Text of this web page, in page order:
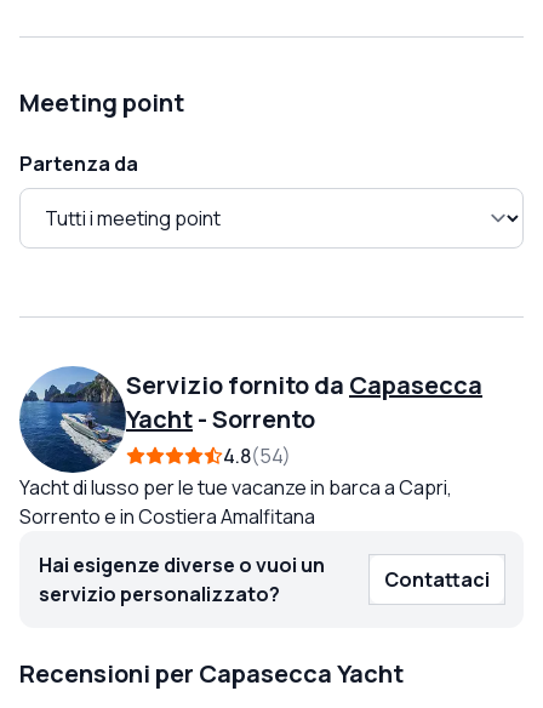
Meeting point
Partenza da
Servizio fornito da Capasecca
Yacht-Sorrento
4.8 54
Yacht di lusso per le tue vacanze in barca a Capri,
Sorrento e in Costiera Amalfitana
Hai esigenze diverse o vuoi un
servizio personalizzato?
Contattaci
Recensioni per Capasecca Yacht